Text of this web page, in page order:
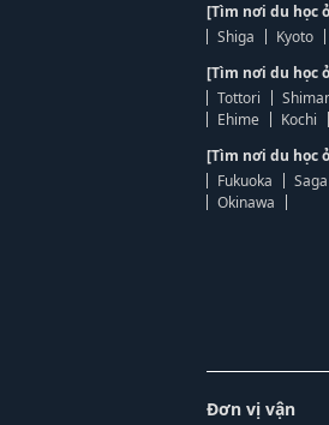
[Tìm nơi du học
Shiga
Kyoto
[Tìm nơi du học
Tottori
Ehime
Kochi
[Tìm nơi du học
Fukuoka
Saga
Okinawa
Đơn vị vận